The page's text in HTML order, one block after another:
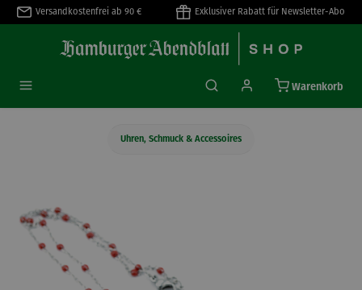
springen
Versandkostenfrei ab 90 € Exklusiver Rabatt für Newsletter-Abo
Warenkorb
Uhren, Schmuck & Accessoires